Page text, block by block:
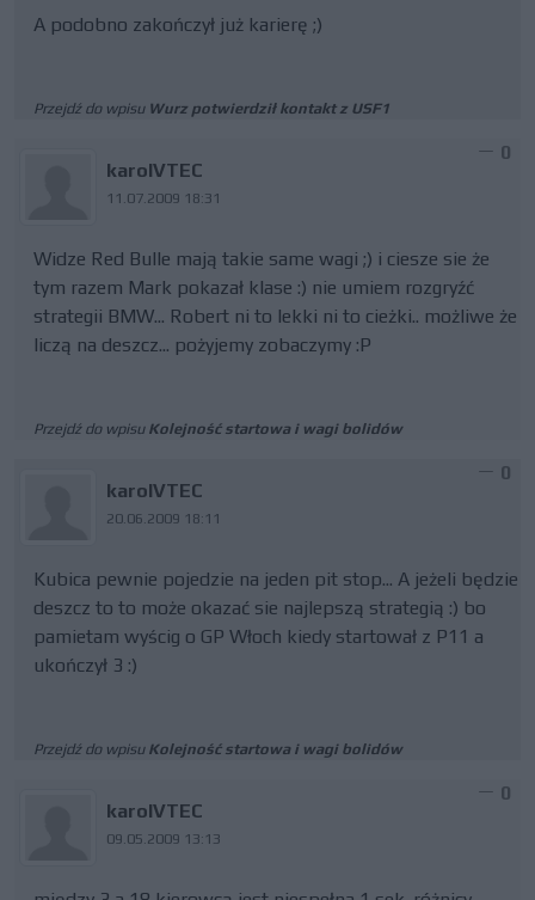
A podobno zakończył już karierę ;)
Przejdź do wpisu Wurz potwierdził kontakt z USF1
karolVTEC
11.07.2009 18:31
0
Widze Red Bulle mają takie same wagi ;) i ciesze sie że
tym razem Mark pokazał klase :) nie umiem rozgryźć
strategii BMW... Robert ni to lekki ni to cieżki.. możliwe że
liczą na deszcz... pożyjemy zobaczymy :P
Przejdź do wpisu Kolejność startowa i wagi bolidów
karolVTEC
20.06.2009 18:11
0
Kubica pewnie pojedzie na jeden pit stop... A jeżeli będzie
deszcz to to może okazać sie najlepszą strategią :) bo
pamietam wyścig o GP Włoch kiedy startował z P11 a
ukończył 3 :)
Przejdź do wpisu Kolejność startowa i wagi bolidów
karolVTEC
09.05.2009 13:13
0